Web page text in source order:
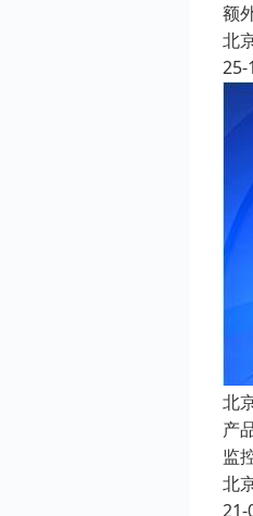
额
北
25-
北
产
监
北
21-